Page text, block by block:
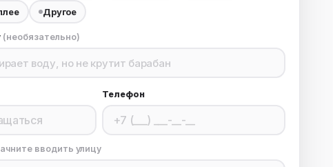
Другое
(необязательно)
Телефон
вводить улицу